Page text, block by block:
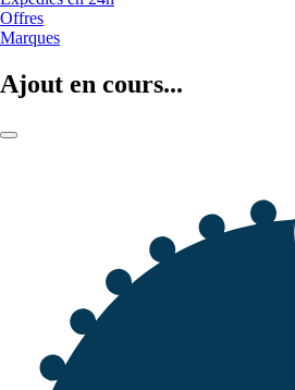
Offres
Marques
Ajout en cours...